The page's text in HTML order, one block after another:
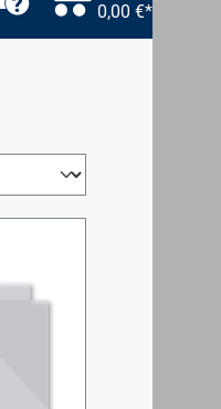
0,00 €*